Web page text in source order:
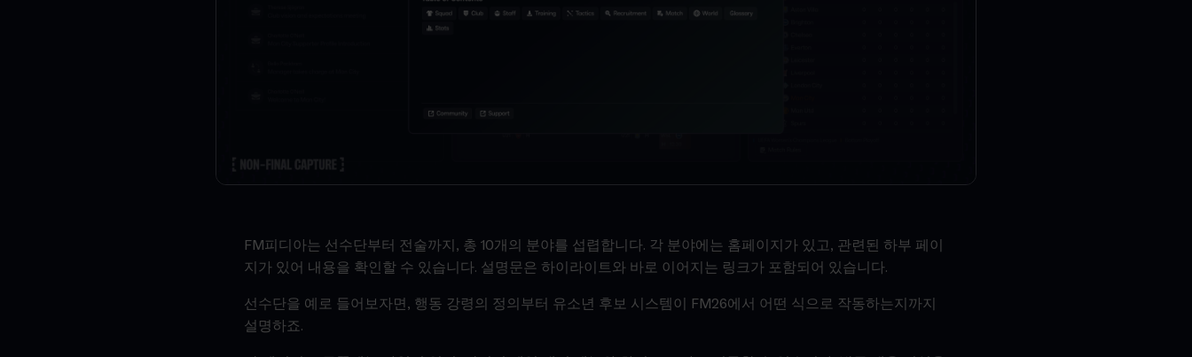
FM피디아는 선수단부터 전술까지, 총 10개의 분야를 섭렵합니다. 각 분야에는 홈페이지가 있고, 관련된 하부 페이
지가 있어 내용을 확인할 수 있습니다. 설명문은 하이라이트와 바로 이어지는 링크가 포함되어 있습니다.
선수단을 예로 들어보자면, 행동 강령의 정의부터 유소년 후보 시스템이 FM26에서 어떤 식으로 작동하는지까지
설명하죠.